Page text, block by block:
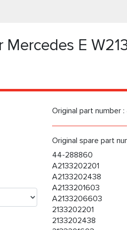
E
Original part number :
Original spare part
44-288860
A2133202201
A2133202438
A2133201603
A2133206603
2133202201
2133202438